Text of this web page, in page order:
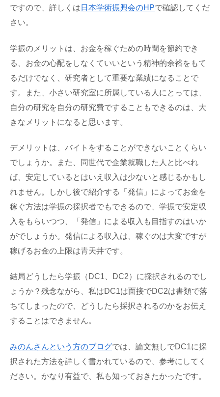
ですので、詳しくは 日本学術振興会のHPで確認してくだ
さい。
学振のメリットは、お金を稼ぐための時間を節約でき
る、お金の心配をしなくていいという精神的余裕をもて
るだけでなく、研究者として重要な業績になることで
す。また、小さい研究室に所属している人にとっては、
自分の研究を自分の研究費ですることもできるのは、大
きなメリットになると思います。
デメリットは、バイトをすることができないことくらい
でしょうか。また、同世代で企業就職した人と比べれ
ば、安定しているとはいえ収入は少ないと感じるかもし
れません。しかし後で紹介する「発信」によってお金を
稼ぐ方法は学振の採択者でもできるので、学振で安定収
入をもらいつつ、「発信」による収入も目指すのはいか
がでしょうか。発信による収入は、稼ぐのは大変ですが
稼げるお金の上限は青天井です。
結局どうしたら学振（DC1、DC2）に採択されるのでし
ょうか？残念ながら、私はDC1は面接でDC2は書類で落
ちてしまったので、どうしたら採択されるのかをお伝え
することはできません。
みのんさんという方のブログでは、論文無しでDC1に採
択された方法を詳しく書かれているので、参考にしてく
ださい。かなり有益で、私も知っておきたかったです。